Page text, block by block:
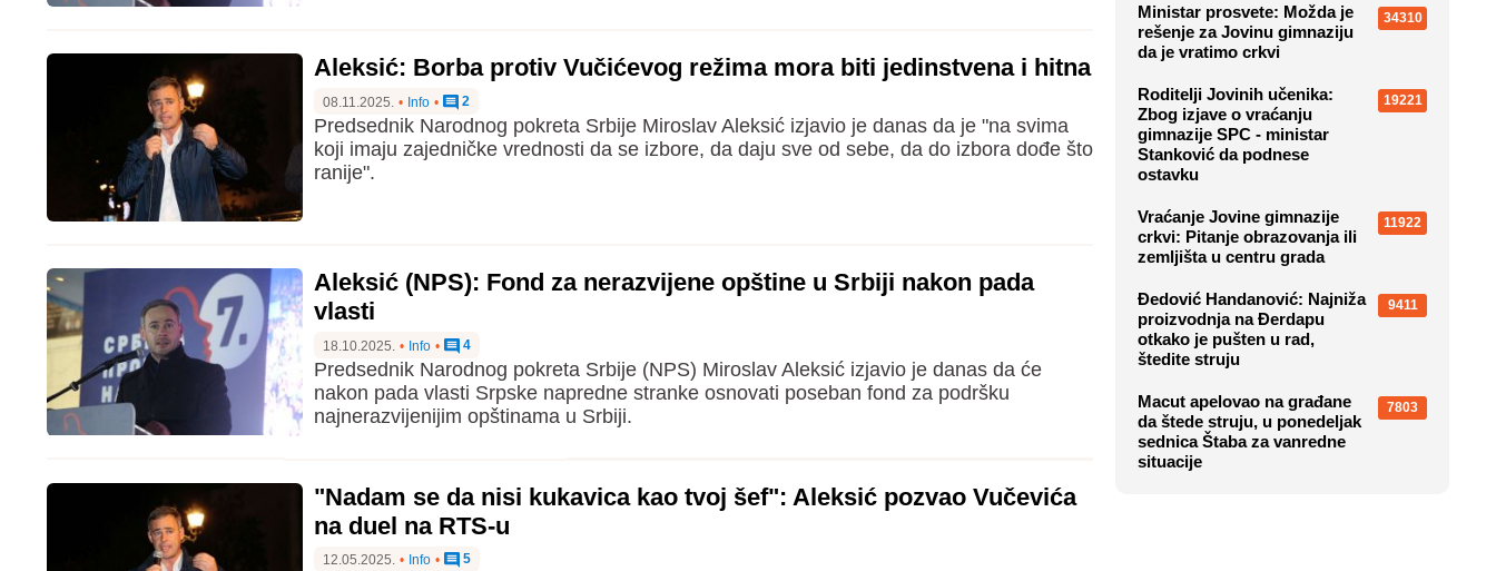
Aleksić: Borba protiv Vučićevog režima mora biti jedinstvena i hitna
08.11.2025. • Info • 2
Predsednik Narodnog pokreta Srbije Miroslav Aleksić izjavio je danas da je "na svima
koji imaju zajedničke vrednosti da se izbore, da daju sve od sebe, da do izbora dođe što
ranije".
Aleksić (NPS): Fond za nerazvijene opštine u Srbiji nakon pada
vlasti
18.10.2025. • Info • 4
Predsednik Narodnog pokreta Srbije (NPS) Miroslav Aleksić izjavio je danas da će
nakon pada vlasti Srpske napredne stranke osnovati poseban fond za podršku
najnerazvijenijim opštinama u Srbiji.
"Nadam se da nisi kukavica kao tvoj šef": Aleksić pozvao Vučevića
na duel na RTS-u
12.05.2025. • Info • 5
Ministar prosvete: Možda je
rešenje za Jovinu gimnaziju
da je vratimo crkvi
34310
Roditelji Jovinih učenika:
Zbog izjave o vraćanju
gimnazije SPC - ministar
Stanković da podnese
ostavku
19221
Vraćanje Jovine gimnazije
crkvi: Pitanje obrazovanja ili
zemljišta u centru grada
11922
Đedović Handanović: Najniža
proizvodnja na Đerdapu
otkako je pušten u rad,
štedite struju
9411
Macut apelovao na građane
da štede struju, u ponedeljak
sednica Štaba za vanredne
situacije
7803